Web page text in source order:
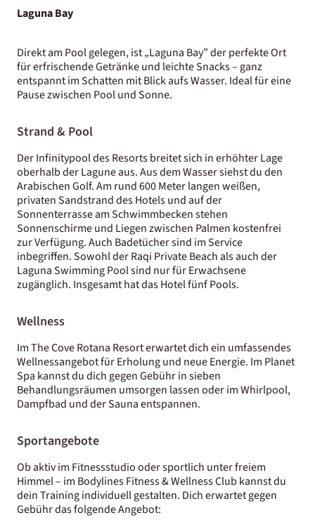
Laguna Bay
Direkt am Pool gelegen, ist „Laguna Bay” der perfekte Ort
für erfrischende Getränke und leichte Snacks – ganz
entspannt im Schatten mit Blick aufs Wasser. Ideal für eine
Pause zwischen Pool und Sonne.
Strand & Pool
Der Infinitypool des Resorts breitet sich in erhöhter Lage
oberhalb der Lagune aus. Aus dem Wasser siehst du den
Arabischen Golf. Am rund 600 Meter langen weißen,
privaten Sandstrand des Hotels und auf der
Sonnenterrasse am Schwimmbecken stehen
Sonnenschirme und Liegen zwischen Palmen kostenfrei
zur Verfügung. Auch Badetücher sind im Service
inbegriffen. Sowohl der Raqi Private Beach als auch der
Laguna Swimming Pool sind nur für Erwachsene
zugänglich. Insgesamt hat das Hotel fünf Pools.
Wellness
Im The Cove Rotana Resort erwartet dich ein umfassendes
Wellnessangebot für Erholung und neue Energie. Im Planet
Spa kannst du dich gegen Gebühr in sieben
Behandlungsräumen umsorgen lassen oder im Whirlpool,
Dampfbad und der Sauna entspannen.
Sportangebote
Ob aktiv im Fitnessstudio oder sportlich unter freiem
Himmel – im Bodylines Fitness & Wellness Club kannst du
dein Training individuell gestalten. Dich erwartet gegen
Gebühr das folgende Angebot: